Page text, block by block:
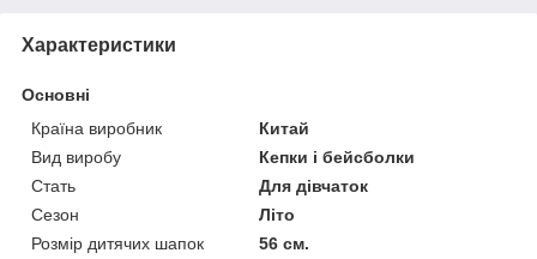
Характеристики
Основні
Країна виробник
Китай
Вид виробу
Кепки і бейсболки
Стать
Для дівчаток
Сезон
Літо
Розмір дитячих шапок
56 см.